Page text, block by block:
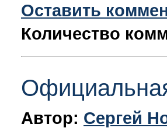
Оставить
Количество
Автор: Сергей